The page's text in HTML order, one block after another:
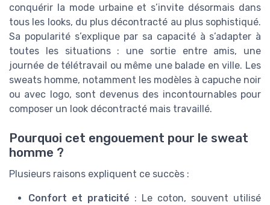
conquérir la mode urbaine et s’invite désormais dans
tous les looks, du plus décontracté au plus sophistiqué.
Sa popularité s’explique par sa capacité à s’adapter à
toutes les situations : une sortie entre amis, une
journée de télétravail ou même une balade en ville. Les
sweats homme, notamment les modèles à capuche noir
ou avec logo, sont devenus des incontournables pour
composer un look décontracté mais travaillé.
Pourquoi cet engouement pour le sweat
homme ?
Plusieurs raisons expliquent ce succès :
Confort et praticité : Le coton, souvent utilisé